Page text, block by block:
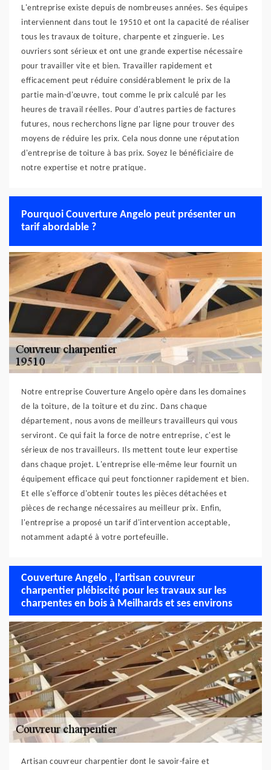
L'entreprise existe depuis de nombreuses années. Ses équipes
interviennent dans tout le 19510 et ont la capacité de réaliser
tous les travaux de toiture, charpente et zinguerie. Les
ouvriers sont sérieux et ont une grande expertise nécessaire
pour travailler vite et bien. Travailler rapidement et
efficacement peut réduire considérablement le prix de la
partie main-d'œuvre, tout comme le prix calculé par les
heures de travail réelles. Pour d'autres parties de factures
futures, nous recherchons ligne par ligne pour trouver des
moyens de réduire les prix. Cela nous donne une réputation
d'entreprise de toiture à bas prix. Soyez le bénéficiaire de
notre expertise et notre pratique.
Pourquoi Couverture Angelo peut présenter un
tarif abordable ?
Notre entreprise Couverture Angelo opère dans les domaines
de la toiture, de la toiture et du zinc. Dans chaque
département, nous avons de meilleurs travailleurs qui vous
serviront. Ce qui fait la force de notre entreprise, c'est le
sérieux de nos travailleurs. Ils mettent toute leur expertise
dans chaque projet. L'entreprise elle-même leur fournit un
équipement efficace qui peut fonctionner rapidement et bien.
Et elle s'efforce d'obtenir toutes les pièces détachées et
pièces de rechange nécessaires au meilleur prix. Enfin,
l'entreprise a proposé un tarif d'intervention acceptable,
notamment adapté à votre portefeuille.
Couverture Angelo , l’artisan couvreur
charpentier plébiscité pour les travaux sur les
charpentes en bois à Meilhards et ses environs
Artisan couvreur charpentier dont le savoir-faire et